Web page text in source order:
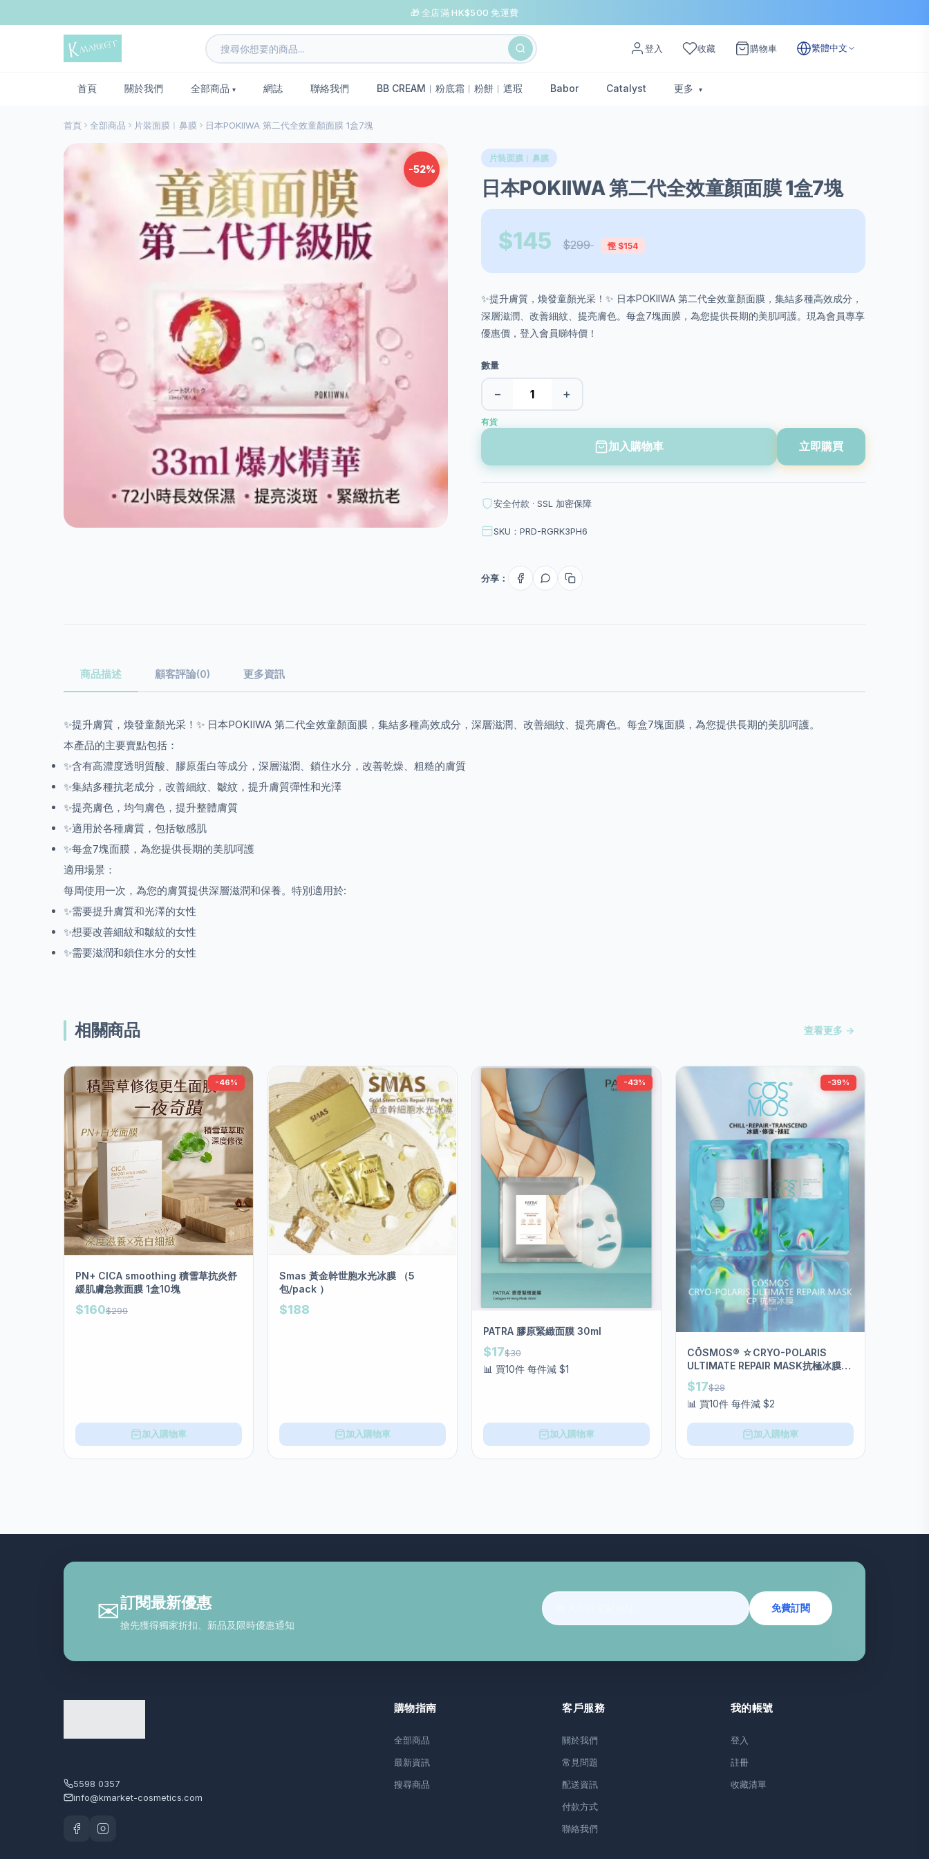
🎁 全店滿 HK$500 免運費
登入 收藏 購物車 繁體中文
首頁 關於我們 全部商品 網誌 聯絡我們 BB CREAM︱粉底霜︱粉餅︱遮瑕 Babor Catalyst 更多
首頁 全部商品 片裝面膜︱鼻膜 日本POKIIWA 第二代全效童顏面膜 1盒7塊
-52%
片裝面膜︱鼻膜
日本POKIIWA 第二代全效童顏面膜 1盒7塊
$145 $299 慳 $154
✨提升膚質，煥發童顏光采！✨ 日本POKIIWA 第二代全效童顏面膜，集結多種高效成分，
深層滋潤、改善細紋、提亮膚色。每盒7塊面膜，為您提供長期的美肌呵護。現為會員專享
優惠價，登入會員睇特價！
數量
− +
有貨
加入購物車 立即購買
安全付款 · SSL 加密保障
SKU：PRD-RGRK3PH6
分享：
商品描述 顧客評論(0) 更多資訊
✨提升膚質，煥發童顏光采！✨ 日本POKIIWA 第二代全效童顏面膜，集結多種高效成分，深層滋潤、改善細紋、提亮膚色。每盒7塊面膜，為您提供長期的美肌呵護。
本產品的主要賣點包括：
✨含有高濃度透明質酸、膠原蛋白等成分，深層滋潤、鎖住水分，改善乾燥、粗糙的膚質
✨集結多種抗老成分，改善細紋、皺紋，提升膚質彈性和光澤
✨提亮膚色，均勻膚色，提升整體膚質
✨適用於各種膚質，包括敏感肌
✨每盒7塊面膜，為您提供長期的美肌呵護
適用場景：
每周使用一次，為您的膚質提供深層滋潤和保養。特別適用於:
✨需要提升膚質和光澤的女性
✨想要改善細紋和皺紋的女性
✨需要滋潤和鎖住水分的女性
相關商品 查看更多 →
-46%
PN+ CICA smoothing 積雪草抗炎舒
緩肌膚急救面膜 1盒10塊
$160$299
加入購物車
Smas 黃金幹世胞水光冰膜 （5
包/pack ）
$188
加入購物車
-43%
PATRA 膠原緊緻面膜 30ml
$17$30
📊 買10件 每件減 $1
加入購物車
-39%
CŌSMOS®️ ☆CRYO-POLARIS
ULTIMATE REPAIR MASK抗極冰膜❄️
SGS認證天然褪紅神器 28ml
$17$28
📊 買10件 每件減 $2
加入購物車
✉訂閱最新優惠
搶先獲得獨家折扣、新品及限時優惠通知
免費訂閱
5598 0357
info@kmarket-cosmetics.com
購物指南
全部商品
最新資訊
搜尋商品
客戶服務
關於我們
常見問題
配送資訊
付款方式
聯絡我們
我的帳號
登入
註冊
收藏清單